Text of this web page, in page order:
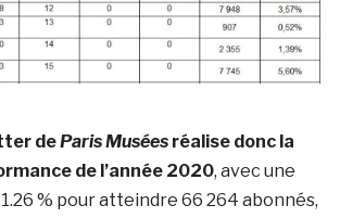
deParis Muséesréalise donc la
de l’année 2020, avec une
% pour atteindre 66 264 abonnés,